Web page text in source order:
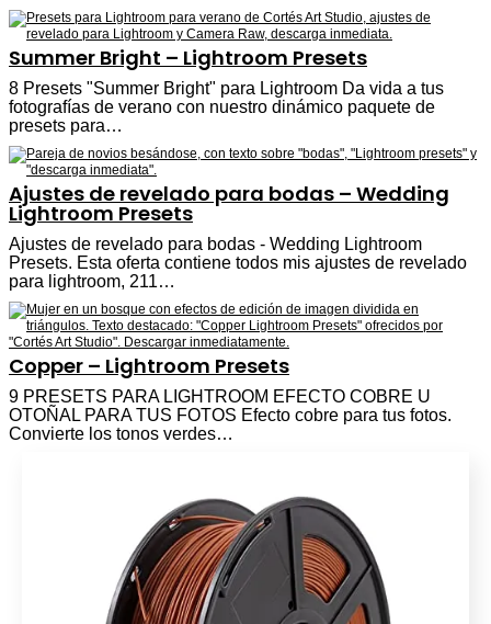
Summer Bright – Lightroom Presets
8 Presets "Summer Bright" para Lightroom Da vida a tus
fotografías de verano con nuestro dinámico paquete de
presets para…
Ajustes de revelado para bodas – Wedding
Lightroom Presets
Ajustes de revelado para bodas - Wedding Lightroom
Presets. Esta oferta contiene todos mis ajustes de revelado
para lightroom, 211…
Copper – Lightroom Presets
9 PRESETS PARA LIGHTROOM EFECTO COBRE U
OTOÑAL PARA TUS FOTOS Efecto cobre para tus fotos.
Convierte los tonos verdes…